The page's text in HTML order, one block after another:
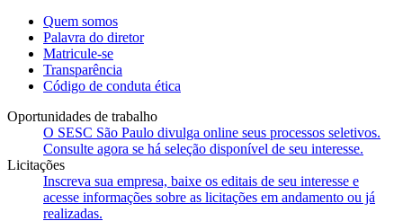
Quem somos
Palavra do diretor
Matricule-se
Transparência
Código de conduta ética
Oportunidades de trabalho
O SESC São Paulo divulga online seus processos seletivos.
Consulte agora se há seleção disponível de seu interesse.
Licitações
Inscreva sua empresa, baixe os editais de seu interesse e
acesse informações sobre as licitações em andamento ou já
realizadas.